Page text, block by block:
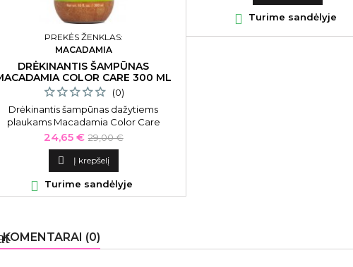
PREKĖS ŽENKLAS:
MACADAMIA
DRĖKINANTIS ŠAMPŪNAS
COLOR CARE 300 ML
(0)
Drėkinantis šampūnas dažytiems
plaukams Macadamia Color Care
Shampoo, MAM3090, 300 ml
Kaina
24,65 € Bazinė
kaina
29,00 €
 Į krepšelį
 Turime sandėlyje
 Turime sandėlyje
KOMENTARAI (0)